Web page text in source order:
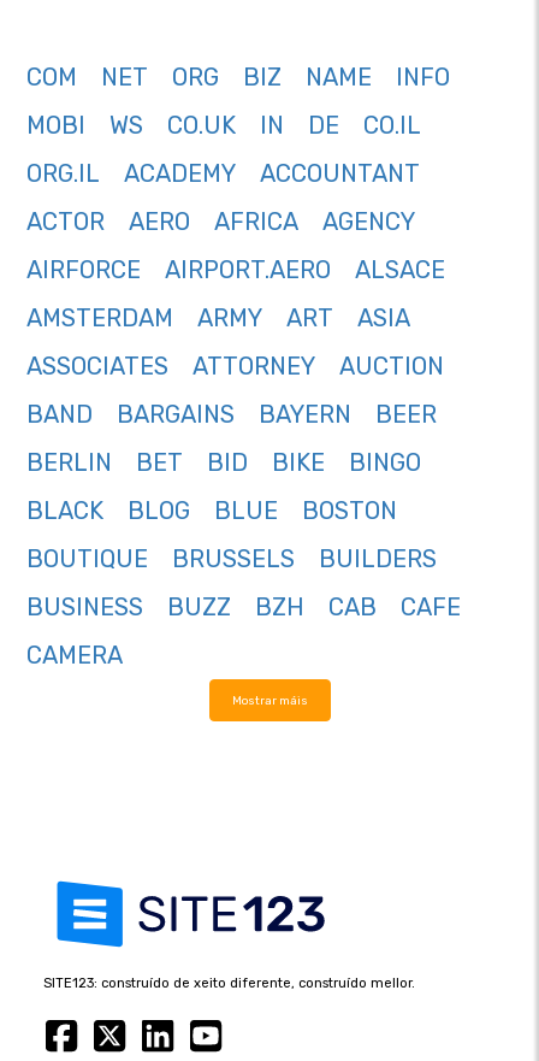
COM NET ORG BIZ NAME
INFO
MOBI
WS CO.UK IN DE
CO.IL
ORG.IL
ACADEMY
ACCOUNTANT
ACTOR
AERO AFRICA
AGENCY
AIRFORCE
AIRPORT.AERO
ALSACE
AMSTERDAM
ARMY ART
ASIA
ASSOCIATES
ATTORNEY
AUCTION
BAND
BARGAINS BAYERN
BEER
BERLIN
BET BID BIKE
BINGO
BLACK
BLOG BLUE
BOSTON
BOUTIQUE
BRUSSELS
BUILDERS
BUSINESS
BUZZ BZH CAB
CAFE
CAMERA
Mostrar máis
SITE123: construído de xeito diferente, construído mellor.